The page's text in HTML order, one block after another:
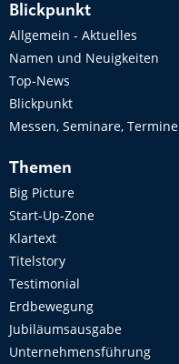
Blickpunkt
Allgemein - Aktuelles
Namen und Neuigkeiten
Top-News
Blickpunkt
Messen, Seminare, Termine
Themen
Big Picture
Start-Up-Zone
Klartext
Titelstory
Testimonial
Erdbewegung
Jubiläumsausgabe
Unternehmensführung